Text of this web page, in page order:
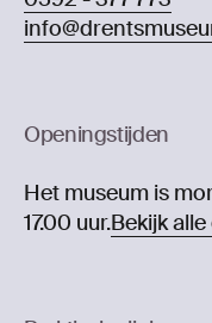
Openingstijden
Het museum is
17.00 uur.Bekijk